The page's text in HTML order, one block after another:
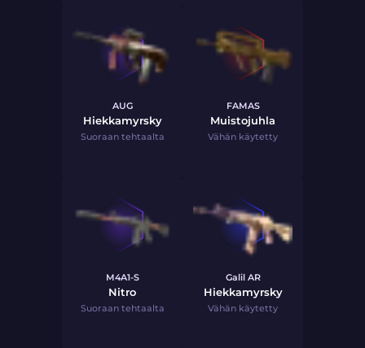
AUG
Hiekkamyrsky
Suoraan tehtaalta
FAMAS
Muistojuhla
Vähän käytetty
M4A1-S
Nitro
Suoraan tehtaalta
Galil AR
Hiekkamyrsky
Vähän käytetty